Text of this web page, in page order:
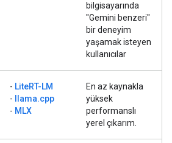
bilgisayarında
"Gemini benzeri"
bir deneyim
yaşamak isteyen
kullanıcılar
- LiteRT-LM
-
llama.cpp
- MLX
En az kaynakla
yüksek
performanslı
yerel çıkarım.